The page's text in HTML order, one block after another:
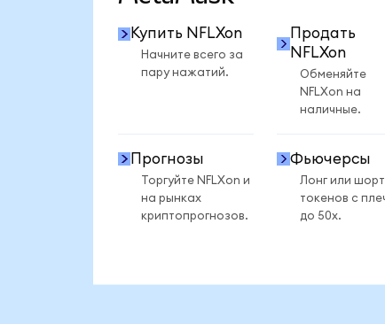
Купить NFLXon
Начните всего за
пару нажатий.
Продать
NFLXon
Обменяйте
NFLXon на
наличные.
Прогнозы
Торгуйте NFLXon и
на рынках
криптопрогнозов.
Фьючерсы
Лонг или шорт
токенов с
до 50x.